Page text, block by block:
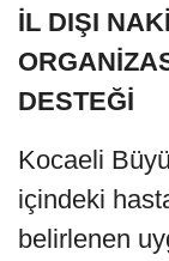
İL DIŞI
DESTEĞİ
Kocaeli
içindeki
belirlenen